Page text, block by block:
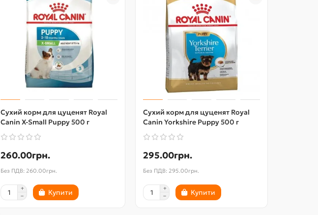
Сухий корм для цуценят Royal
Canin X-Small Puppy 500 г
260.00грн.
Без ПДВ: 260.00грн.
Купити
Сухий корм для цуценят Royal
Canin Yorkshire Puppy 500 г
295.00грн.
Без ПДВ: 295.00грн.
Купити